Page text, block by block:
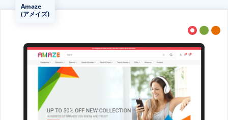
Amaze
(アメイズ)